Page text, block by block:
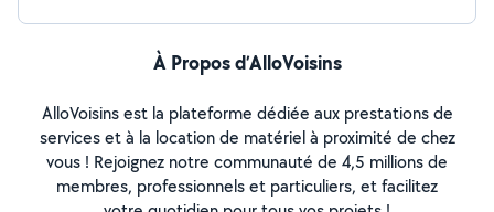
À Propos d’AlloVoisins
AlloVoisins est la plateforme dédiée aux prestations de
services et à la location de matériel à proximité de chez
vous ! Rejoignez notre communauté de 4,5 millions de
membres, professionnels et particuliers, et facilitez